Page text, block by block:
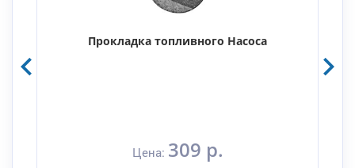
Прокладка топливного Насоса
Цена: 309 р.